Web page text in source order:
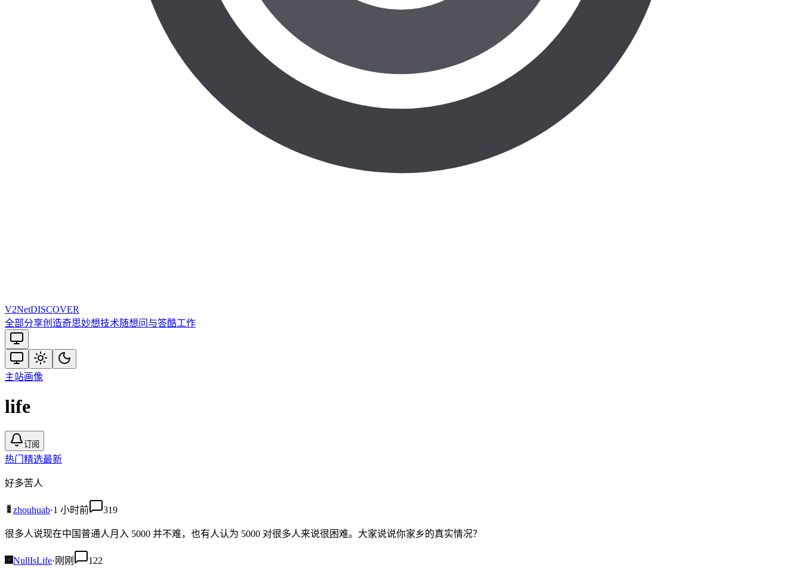
V2NetDISCOVER
全部分享创造奇思妙想技术随想问与答酷工作
主站画像
life
订阅
热门 精选最新
好多苦人
zhouhuab·1 小时前 319
很多人说现在中国普通人月入 5000 并不难，也有人认为 5000 对很多人来说很困难。大家说说你家乡的真实情况？
NullIsLife·刚刚 122